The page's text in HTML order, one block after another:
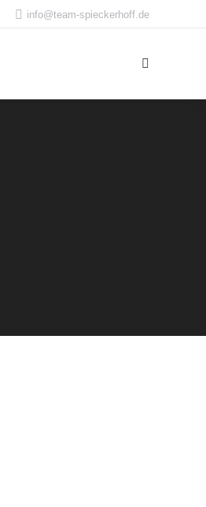
info@team-spieckerhoff.de
Search: